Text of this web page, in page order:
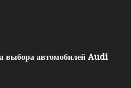
выбора автомобилей Audi